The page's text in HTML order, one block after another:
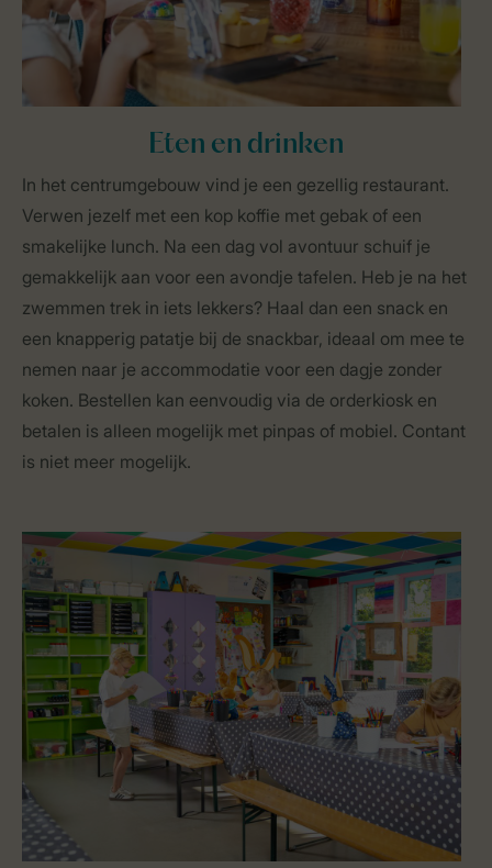
Eten en drinken
In het centrumgebouw vind je een gezellig restaurant.
Verwen jezelf met een kop koffie met gebak of een
smakelijke lunch. Na een dag vol avontuur schuif je
gemakkelijk aan voor een avondje tafelen. Heb je na het
zwemmen trek in iets lekkers? Haal dan een snack en
een knapperig patatje bij de snackbar, ideaal om mee te
nemen naar je accommodatie voor een dagje zonder
koken. Bestellen kan eenvoudig via de orderkiosk en
betalen is alleen mogelijk met pinpas of mobiel. Contant
is niet meer mogelijk.